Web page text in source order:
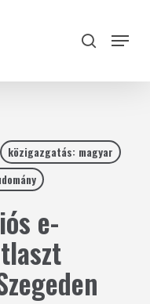
search
Menu
közigazgatás: magyar
e-
Close